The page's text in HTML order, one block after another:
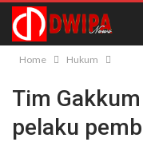
Home Hukum
Tim
pelaku